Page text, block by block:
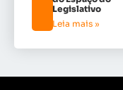
Legislativo
Leia mais »